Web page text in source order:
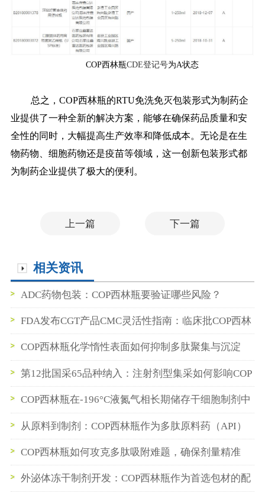
COP西林瓶CDE登记号为A状态
总之，COP西林瓶的RTU免洗免灭包装形式为制药企
业提供了一种全新的解决方案，能够在确保药品质量和安
全性的同时，大幅提高生产效率和降低成本。无论是在生
物药物、细胞药物还是疫苗等领域，这一创新包装形式都
为制药企业提供了极大的便利。
上一篇 下一篇
相关资讯
ADC药物包装：COP西林瓶要验证哪些风险？
FDA发布CGT产品CMC灵活性指南：临床批COP西林
瓶数据如何支持BLA申报
COP西林瓶化学惰性表面如何抑制多肽聚集与沉淀
第12批国采65品种纳入：注射剂型集采如何影响COP
西林瓶与预灌封供应链
COP西林瓶在-196°C液氮气相长期储存干细胞制剂中
的性能验证
从原料到制剂：COP西林瓶作为多肽原料药（API）
中间储存容器的最佳实践
COP西林瓶如何攻克多肽吸附难题，确保剂量精准
外泌体冻干制剂开发：COP西林瓶作为首选包材的配